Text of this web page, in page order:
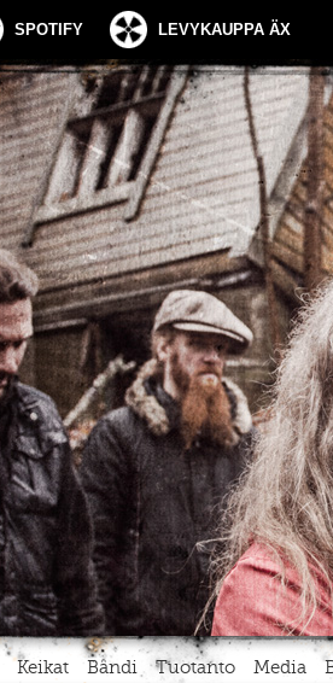
SPOTIFY LEVYKAUPPA ÄX
Keikat Bändi Tuotanto Media